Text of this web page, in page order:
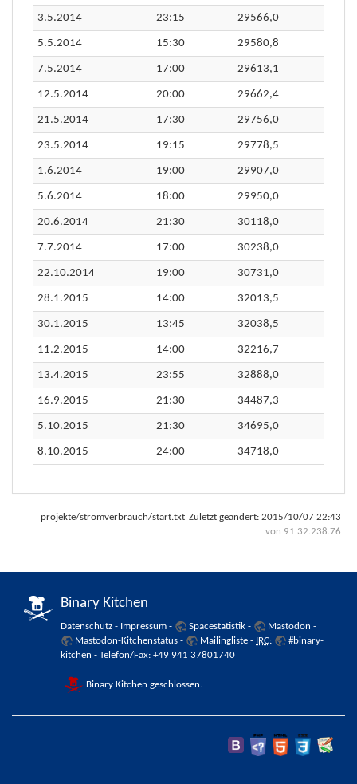
3.5.2014 23:15 29566,0
5.5.2014 15:30 29580,8
7.5.2014 17:00 29613,1
12.5.2014 20:00 29662,4
21.5.2014 17:30 29756,0
23.5.2014 19:15 29778,5
1.6.2014 19:00 29907,0
5.6.2014 18:00 29950,0
20.6.2014 21:30 30118,0
7.7.2014 17:00 30238,0
22.10.2014 19:00 30731,0
28.1.2015 14:00 32013,5
30.1.2015 13:45 32038,5
11.2.2015 14:00 32216,7
13.4.2015 23:55 32888,0
16.9.2015 21:30 34487,3
5.10.2015 21:30 34695,0
8.10.2015 24:00 34718,0
projekte/stromverbrauch/start.txt Zuletzt geändert: 2015/10/07 22:43
von 91.32.238.76
Binary Kitchen
Datenschutz - Impressum - Spacestatistik - Mastodon -
Mastodon-Kitchenstatus - Mailingliste - IRC:
#binary-
kitchen - Telefon/Fax: +49 941 37801740
Binary Kitchen geschlossen.